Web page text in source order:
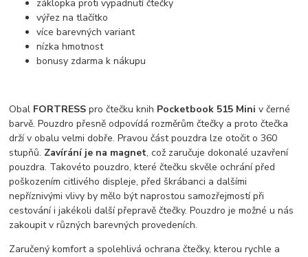
záklopka proti vypadnutí čtečky
výřez na tlačítko
více barevných variant
nízka hmotnost
bonusy zdarma k nákupu
Obal FORTRESS pro čtečku knih Pocketbook 515 Mini v černé
barvě. Pouzdro přesně odpovídá rozměrům čtečky a proto čtečka
drží v obalu velmi dobře. Pravou část pouzdra lze otočit o 360
stupňů. Zavírání je na magnet, což zaručuje dokonalé uzavření
pouzdra. Takovéto pouzdro, které čtečku skvěle ochrání před
poškozením citlivého displeje, před škrábanci a dalšími
nepříznivými vlivy by mělo být naprostou samozřejmostí při
cestování i jakékoli další přepravě čtečky. Pouzdro je možné u nás
zakoupit v různých barevných provedeních.
Zaručený komfort a spolehlivá ochrana čtečky, kterou rychle a